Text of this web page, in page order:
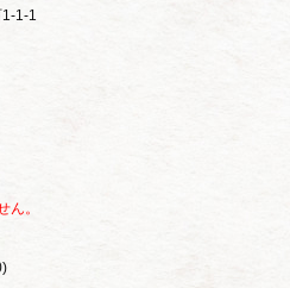
1-1
。